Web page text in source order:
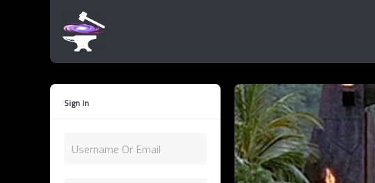
Sign In